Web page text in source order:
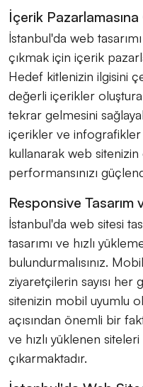
İçerik
İstanbul'da web
çıkmak için içerik
Hedef kitlenizin ilgisini
değerli içerikler
tekrar gelmesini
içerikler ve infografikler
kullanarak web
performansınızı
Responsive Tasarım
İstanbul'da web sitesi
tasarımı ve hızlı
bulundurmalısınız.
ziyaretçilerin sayısı
sitenizin mobil uyumlu
açısından önemli bir
ve hızlı yüklenen
çıkarmaktadır.